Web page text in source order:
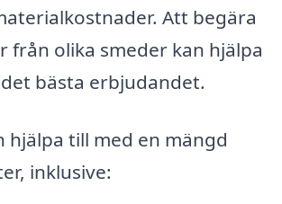
Att begära
från olika smeder kan hjälpa
bästa erbjudandet.
hjälpa till med en mängd
inklusive: